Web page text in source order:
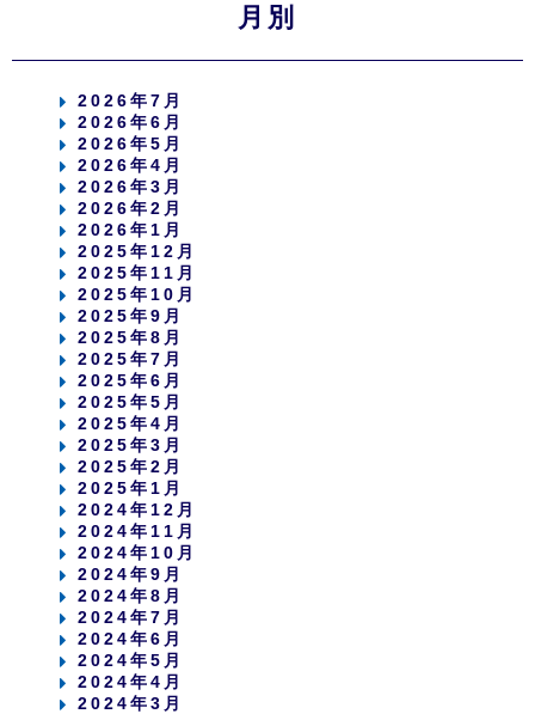
月別
2026年7月
2026年6月
2026年5月
2026年4月
2026年3月
2026年2月
2026年1月
2025年12月
2025年11月
2025年10月
2025年9月
2025年8月
2025年7月
2025年6月
2025年5月
2025年4月
2025年3月
2025年2月
2025年1月
2024年12月
2024年11月
2024年10月
2024年9月
2024年8月
2024年7月
2024年6月
2024年5月
2024年4月
2024年3月